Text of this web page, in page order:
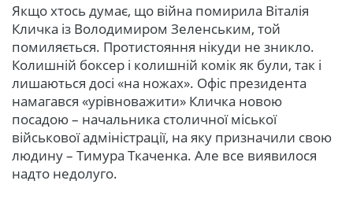
Якщо хтось думає, що війна помирила Віталія
Кличка із Володимиром Зеленським, той
помиляється. Протистояння нікуди не зникло.
Колишній боксер і колишній комік як були, так і
лишаються досі «на ножах». Офіс президента
намагався «урівноважити» Кличка новою
посадою – начальника столичної міської
військової адміністрації, на яку призначили свою
людину – Тимура Ткаченка. Але все виявилося
надто недолуго.